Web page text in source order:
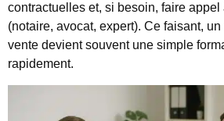
contractuelles et, si besoin, faire
(notaire, avocat, expert). Ce faisant,
vente devient souvent une simple
rapidement.